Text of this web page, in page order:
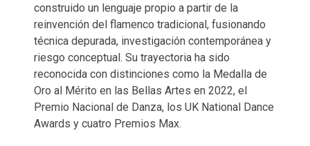
construido un lenguaje propio a partir de la
reinvención del flamenco tradicional, fusionando
técnica depurada, investigación contemporánea y
riesgo conceptual. Su trayectoria ha sido
reconocida con distinciones como la Medalla de
Oro al Mérito en las Bellas Artes en 2022, el
Premio Nacional de Danza, los UK National Dance
Awards y cuatro Premios Max.